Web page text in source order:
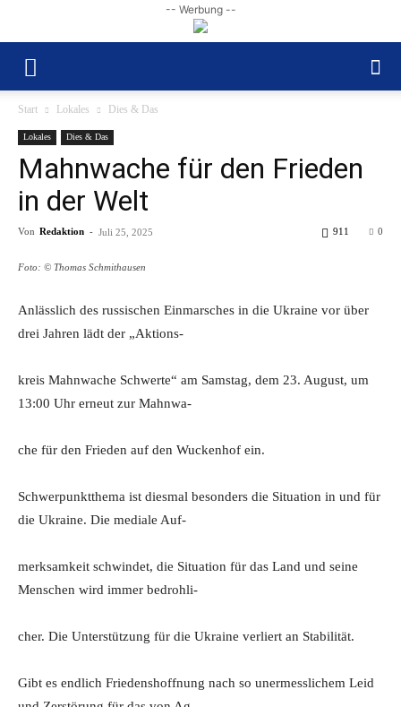
-- Werbung --
Start Lokales Dies & Das
Lokales Dies & Das
Mahnwache für den Frieden
in der Welt
Von Redaktion - Juli 25, 2025 0
911
Foto: © Thomas Schmithausen
Anlässlich des russischen Einmarsches in die Ukraine vor über
drei Jahren lädt der „Aktions-
kreis Mahnwache Schwerte“ am Samstag, dem 23. August, um
13:00 Uhr erneut zur Mahnwa-
che für den Frieden auf den Wuckenhof ein.
Schwerpunktthema ist diesmal besonders die Situation in und für
die Ukraine. Die mediale Auf-
merksamkeit schwindet, die Situation für das Land und seine
Menschen wird immer bedrohli-
cher. Die Unterstützung für die Ukraine verliert an Stabilität.
Gibt es endlich Friedenshoffnung nach so unermesslichem Leid